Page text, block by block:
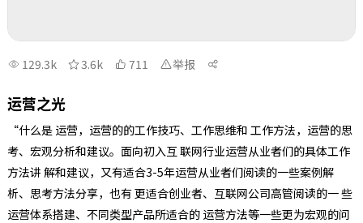
129.3k 3.6k 711 举报
运营之光
“什么是 运营，运营的的工作技巧、工作思维和 工作方法，运营的思
考、宏观分析和建议。面向初入互 联网行业运营从业者们的具体工作
方法讲 解和建议，又有适合3-5年运营从业者们阅读的一些案例解
析、思考方法分享，也有 更适合创业者、互联网公司高管阅读的一 些
运营体系搭建、不同类型产品所适合的 运营方法等一些更为宏观的问